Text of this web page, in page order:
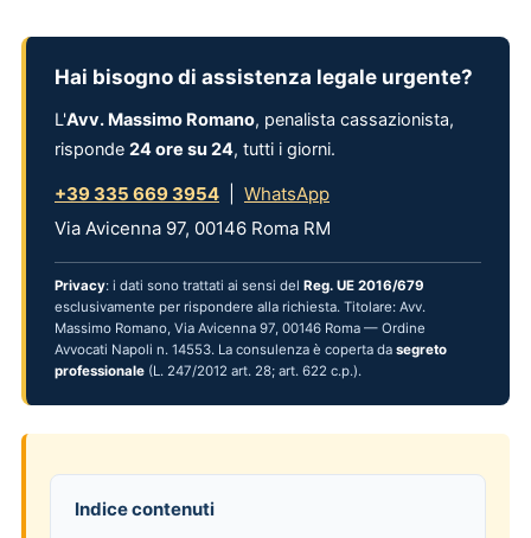
Hai bisogno di assistenza legale urgente?
L'Avv. Massimo Romano, penalista cassazionista,
risponde 24 ore su 24, tutti i giorni.
+39 335 669 3954
WhatsApp
Via Avicenna 97, 00146 Roma RM
Privacy: i dati sono trattati ai sensi del Reg. UE 2016/679
esclusivamente per rispondere alla richiesta. Titolare: Avv.
Massimo Romano, Via Avicenna 97, 00146 Roma — Ordine
Avvocati Napoli n. 14553. La consulenza è coperta da segreto
professionale (L. 247/2012 art. 28; art. 622 c.p.).
Indice contenuti